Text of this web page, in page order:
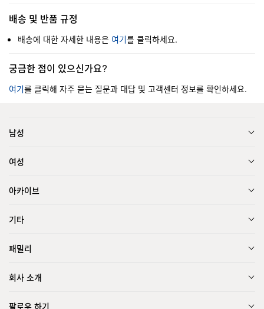
배송 및 반품 규정
배송에 대한 자세한 내용은 여기를 클릭하세요.
궁금한 점이 있으신가요?
여기를 클릭해 자주 묻는 질문과 대답 및 고객센터 정보를 확인하세요.
남성
여성
아카이브
기타
패밀리
회사 소개
팔로우 하기